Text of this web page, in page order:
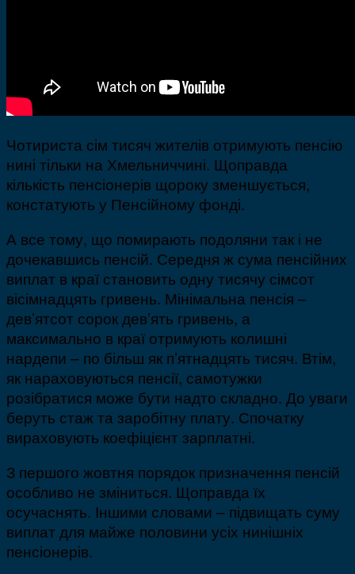
Чотириста сім тисяч жителів отримують пенсію
нині тільки на Хмельниччині. Щоправда
кількість пенсіонерів щороку зменшується,
констатують у Пенсійному фонді.
А все тому, що помирають подоляни так і не
дочекавшись пенсій. Середня ж сума пенсійних
виплат в краї становить одну тисячу сімсот
вісімнадцять гривень. Мінімальна пенсія –
дев’ятсот сорок дев’ять гривень, а
максимально в краї отримують колишні
нардепи – по більш як п’ятнадцять тисяч. Втім,
як нараховуються пенсії, самотужки
розібратися може бути надто складно. До уваги
беруть стаж та заробітну плату. Спочатку
вираховують коефіцієнт зарплатні.
З першого жовтня порядок призначення пенсій
особливо не зміниться. Щоправда їх
осучаснять. Іншими словами – підвищать суму
виплат для майже половини усіх нинішніх
пенсіонерів.